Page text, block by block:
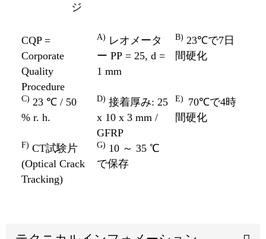
ジ
CQP =
Corporate
Quality
Procedure
A) レオメータ
ー PP = 25, d =
1 mm
B) 23℃で7日
間硬化
C) 23 ℃ / 50
% r. h.
D) 接着厚み: 25
x 10 x 3 mm /
GFRP
E) 70℃で4時
間硬化
F) CT試験片
(Optical Crack
Tracking)
G) 10 ～ 35 ℃
で保存